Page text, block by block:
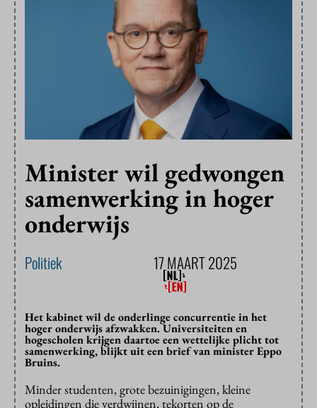
Minister wil gedwongen
samenwerking in hoger
onderwijs
Politiek 17 MAART 2025
Het kabinet wil de onderlinge concurrentie in het
hoger onderwijs afzwakken. Universiteiten en
hogescholen krijgen daartoe een wettelijke plicht tot
samenwerking, blijkt uit een brief van minister Eppo
Bruins.
Minder studenten, grote bezuinigingen, kleine
opleidingen die verdwijnen, tekorten op de